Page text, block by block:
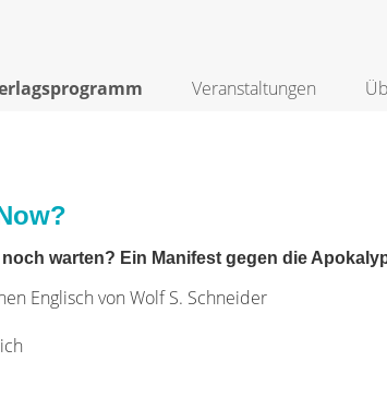
Veranstaltungen
warten? Ein Manifest gegen die
Englisch von Wolf S. Schneider